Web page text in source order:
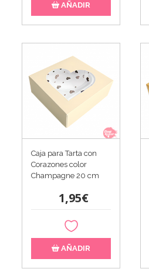
AÑADIR
Caja para Tarta con
Corazones color
Champagne 20 cm
1,95€
AÑADIR